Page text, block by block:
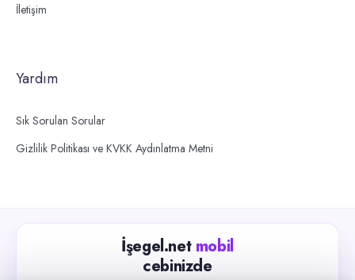
İletişim
Yardım
Sık Sorulan Sorular
Gizlilik Politikası ve KVKK Aydınlatma Metni
İşegel.net mobil
cebinizde